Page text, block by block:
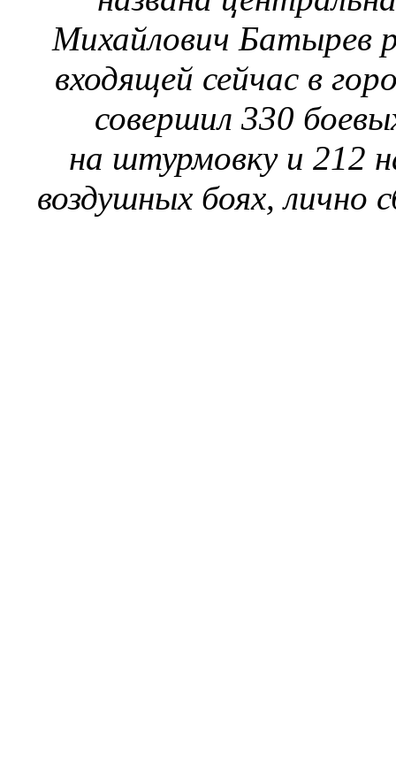
Михайлович Батырев
входящей сейчас в
совершил 330
на штурмовку и 212
воздушных боях, лично